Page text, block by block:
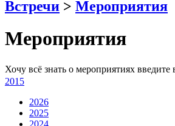
Встречи > Мероприятия
Мероприятия
Хочу всё знать о мероприятиях введите
2015
2026
2025
2024